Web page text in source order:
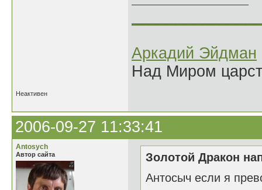
Аркадий Эйдман
Над Миром
Неактивен
2006-09-27 11:33:41
Antosych
Автор сайта
Золотой Дракон
Антосыч если я